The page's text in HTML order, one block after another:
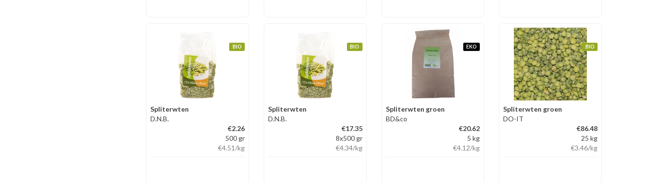
BIO
Spliterwten
D.N.B.
€2.26
500 gr
€4.51/kg
BIO
Spliterwten
D.N.B.
€17.35
8x500 gr
€4.34/kg
EKO
Spliterwten groen
BD&co
€20.62
5 kg
€4.12/kg
BIO
Spliterwten groen
DO-IT
€86.48
25 kg
€3.46/kg